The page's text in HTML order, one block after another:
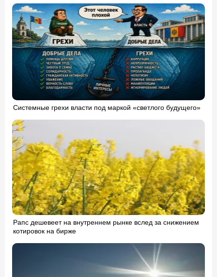
Системные грехи власти под маркой «светлого будущего»
Рапс дешевеет на внутреннем рынке вслед за снижением
котировок на бирже